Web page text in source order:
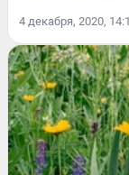
4 декабря, 2020,